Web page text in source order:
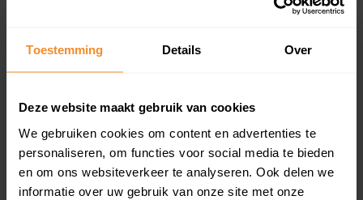
Toestemming Details Over
Deze website maakt gebruik van cookies
We gebruiken cookies om content en advertenties te
personaliseren, om functies voor social media te bieden
en om ons websiteverkeer te analyseren. Ook delen we
informatie over uw gebruik van onze site met onze